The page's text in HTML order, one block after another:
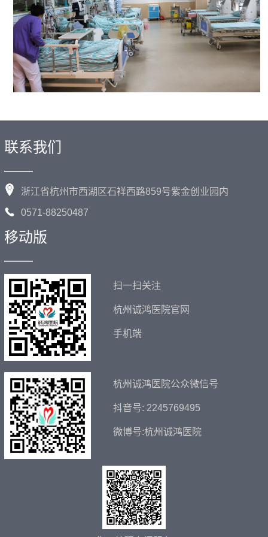
联系我们
——
浙江省杭州市西湖区石祥西路859号紫金创业园内
0571-88250487
移动版
——
扫一扫关注
杭州诚鸿医院官网
手机端
杭州诚鸿医院公众微信号
抖音号: 2245769495
微博号:杭州诚鸿医院